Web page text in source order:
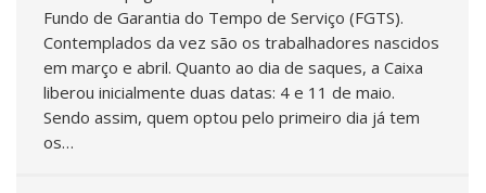
Fundo de Garantia do Tempo de Serviço (FGTS).
Contemplados da vez são os trabalhadores nascidos
em março e abril. Quanto ao dia de saques, a Caixa
liberou inicialmente duas datas: 4 e 11 de maio.
Sendo assim, quem optou pelo primeiro dia já tem
os…